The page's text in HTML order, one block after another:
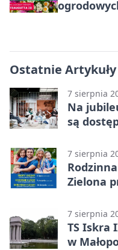
Ostatnie Artykuły
7 sierpnia
Na
są
7 sierpnia
Zielona
7 sierpnia
TS Iskra
w